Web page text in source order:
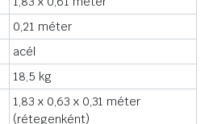
0,21 méter
acél
18,5 kg
1,83 x 0,63 x 0,31 méter
(rétegenként)